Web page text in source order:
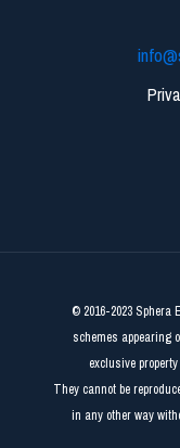
© 2016-2023
schemes appearing
exclusive
They cannot be
in any other way